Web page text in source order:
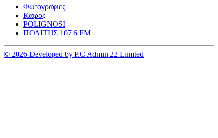
Φωτογραφιες
Καιρος
POLIGNOSI
ΠΟΛΙΤΗΣ 107.6 FM
© 2026 Developed by P.C Admin 22 Limited